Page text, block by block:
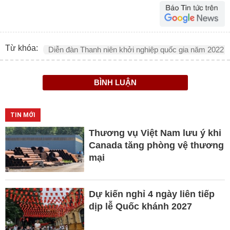
Từ khóa: Diễn đàn Thanh niên khởi nghiệp quốc gia năm 2022
BÌNH LUẬN
TIN MỚI
Thương vụ Việt Nam lưu ý khi
Canada tăng phòng vệ thương
mại
Dự kiến nghỉ 4 ngày liên tiếp
dịp lễ Quốc khánh 2027